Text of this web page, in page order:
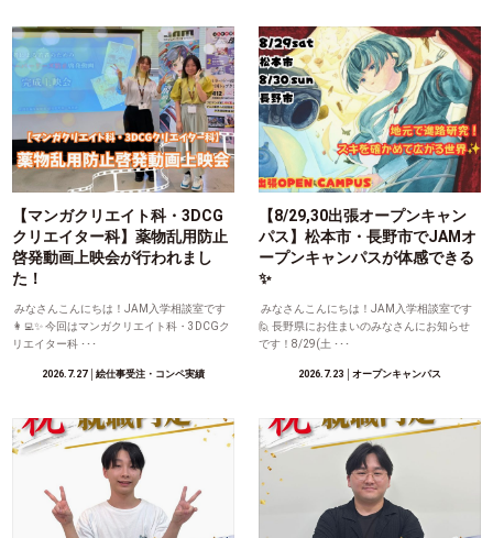
【マンガクリエイト科・3DCG
クリエイター科】薬物乱用防止
啓発動画上映会が行われまし
た！
みなさんこんにちは！JAM入学相談室です
👩‍💻✨ 今回はマンガクリエイト科・3DCGク
リエイター科 ･･･
2026.7.27│絵仕事受注・コンペ実績
【8/29,30出張オープンキャン
パス】松本市・長野市でJAMオ
ープンキャンパスが体感できる
✨
みなさんこんにちは！JAM入学相談室です
🙋 長野県にお住まいのみなさんにお知らせ
です！8/29(土 ･･･
2026.7.23 │オープンキャンパス